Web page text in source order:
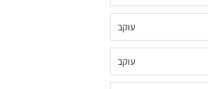
עוקב
עוקב